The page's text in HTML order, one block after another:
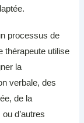
processus de
thérapeute utilise
la
verbale, des
de la
d’autres